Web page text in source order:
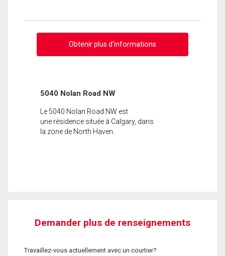
Obtenir plus d'informations
5040 Nolan Road NW
Le 5040 Nolan Road NW est
une résidence située à Calgary, dans
la zone de North Haven.
Demander plus de renseignements
Travaillez-vous actuellement avec un courtier?